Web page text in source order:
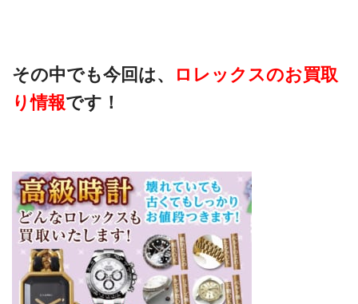
その中でも今回は、
ロレックスのお買取
り情報です！